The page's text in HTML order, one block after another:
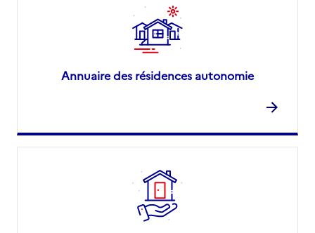
Annuaire des résidences autonomie